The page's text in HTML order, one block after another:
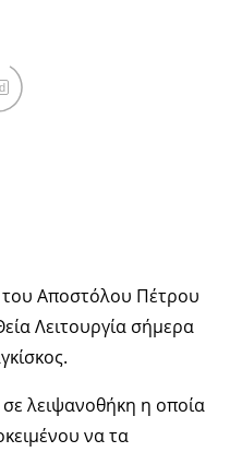
Αποστόλου Πέτρου
Λειτουργία σήμερα
λειψανοθήκη η οποία
να τα